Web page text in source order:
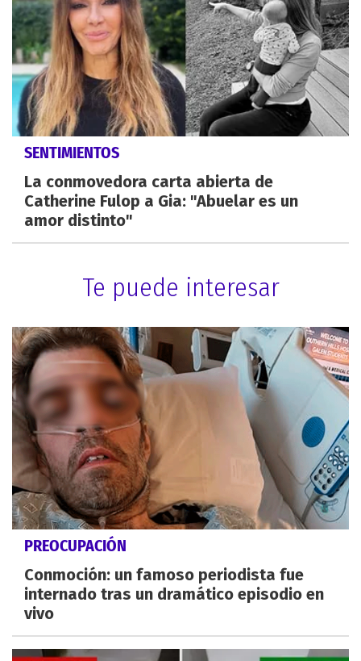
SENTIMIENTOS
La conmovedora carta abierta de
Catherine Fulop a Gia: "Abuelar es un
amor distinto"
Te puede interesar
PREOCUPACIÓN
Conmoción: un famoso periodista fue
internado tras un dramático episodio en
vivo